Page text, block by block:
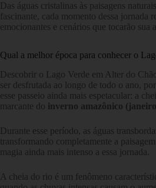
Das águas cristalinas às paisagens
fascinante, cada momento dessa jornada
emocionantes e cenários que tocarão sua
Qual a melhor época para conhecer o
Descobrir o Lago Verde em Alter do
ser desfrutada ao longo de todo o ano,
esse passeio ainda mais espetacular: a
marcante do inverno amazônico
Durante esse período, as águas
transformando completamente a
magia ainda mais intenso a essa jornada.
A cheia do rio é um fenômeno